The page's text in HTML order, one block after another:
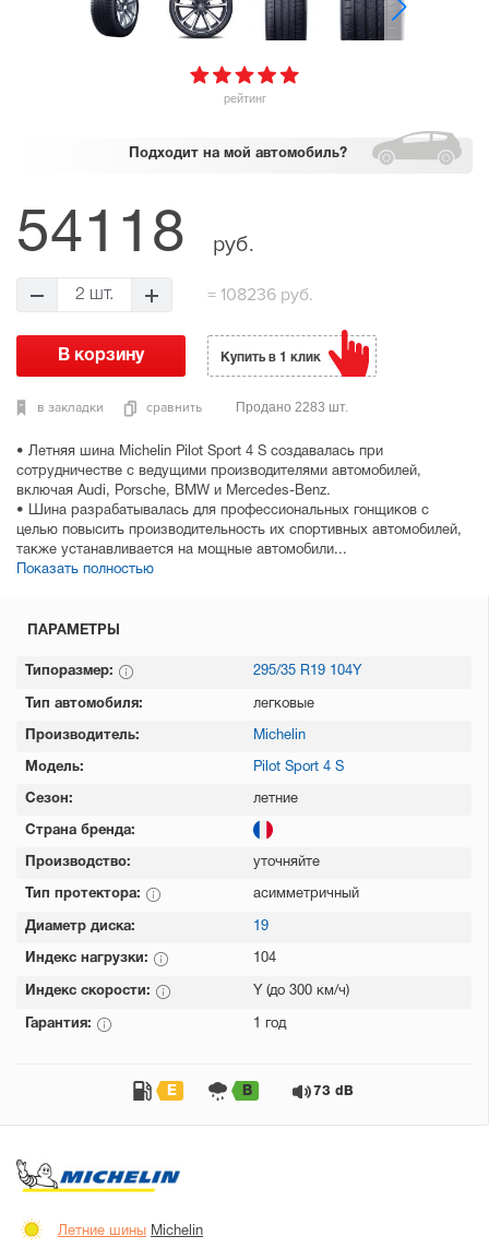
рейтинг
Подходит на мой автомобиль?
• Летняя шина Michelin Pilot Sport 4 S создавалась при
сотрудничестве с ведущими производителями автомобилей,
включая Audi, Porsche, BMW и Mercedes-Benz.
• Шина разрабатывалась для профессиональных гонщиков с
целью повысить производительность их спортивных автомобилей,
также устанавливается на мощные автомобили...
Показать полностью
54118 руб.
2 шт. = 108236 руб.
в закладки сравнить
Купить в 1 клик
Продано 2283 шт.
ПАРАМЕТРЫ
Типоразмер: 295/35 R19 104Y
Тип автомобиля: легковые
Производитель: Michelin
Модель: Pilot Sport 4 S
Сезон: летние
Страна бренда:
Производство: уточняйте
Тип протектора: асимметричный
Диаметр диска: 19
Индекс нагрузки: 104
Индекс скорости: Y (до 300 км/ч)
Гарантия: 1 год
E B 73 dB
Летние шины Michelin